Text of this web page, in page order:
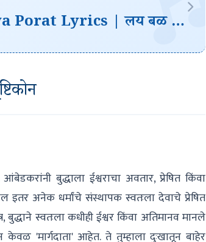
Lay Bal Al Majhya Dubalya Porat Lyrics | लय बळ आल माझ्या दुबळ्या पोरात
बुद्धाला ईश्वराचा अवतार, प्रेषित किंवा
इतर अनेक धर्मांचे संस्थापक स्वतःला देवाचे प्रेषित
स्वतःला कधीही ईश्वर किंवा अतिमानव मानले
केवळ 'मार्गदाता' आहेत. ते तुम्हाला दुःखातून बाहेर